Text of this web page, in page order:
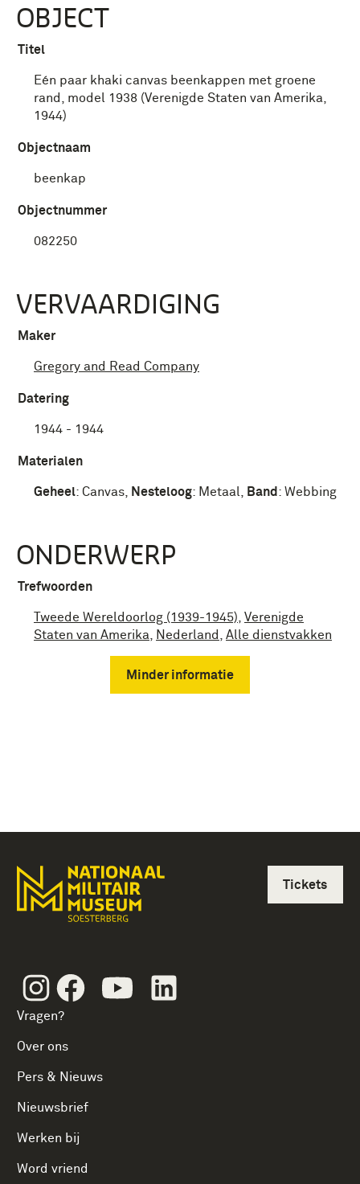
OBJECT
Titel
Eén paar khaki canvas beenkappen met groene
rand, model 1938 (Verenigde Staten van Amerika,
1944)
Objectnaam
beenkap
Objectnummer
082250
VERVAARDIGING
Maker
Gregory and Read Company
Datering
1944 - 1944
Materialen
Geheel: Canvas Nesteloog: Metaal Band : Webbing
ONDERWERP
Trefwoorden
Tweede Wereldoorlog (1939-1945) Verenigde
Staten van Amerika
Nederland Alle dienstvakken
Minder informatie
InstagramFacebookYoutube
Vragen?
Over ons
Pers & Nieuws
Nieuwsbrief
Werken bij
Word vriend
Tickets